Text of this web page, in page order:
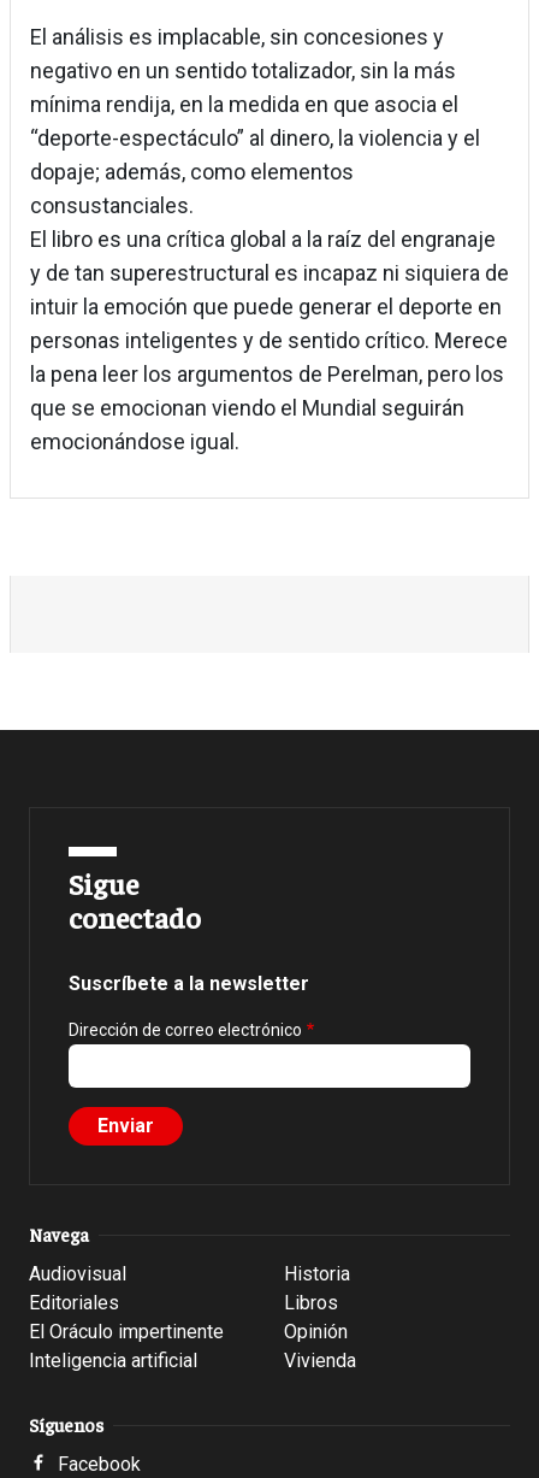
El análisis es implacable, sin concesiones y
negativo en un sentido totalizador, sin la más
mínima rendija, en la medida en que asocia el
“deporte-espectáculo” al dinero, la violencia y el
dopaje; además, como elementos
consustanciales.
El libro es una crítica global a la raíz del engranaje
y de tan superestructural es incapaz ni siquiera de
intuir la emoción que puede generar el deporte en
personas inteligentes y de sentido crítico. Merece
la pena leer los argumentos de Perelman, pero los
que se emocionan viendo el Mundial seguirán
emocionándose igual.
Sigue
conectado
Suscríbete a la newsletter
Dirección de correo electrónico
Navega
Audiovisual
Editoriales
El Oráculo impertinente
Inteligencia artificial
Historia
Libros
Opinión
Vivienda
Síguenos
Facebook